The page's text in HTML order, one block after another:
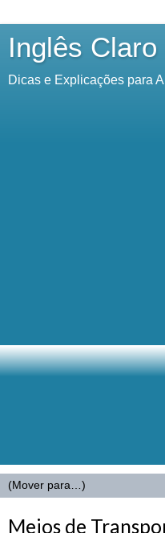
Inglês Claro
Dicas e Explicações para
Meios de